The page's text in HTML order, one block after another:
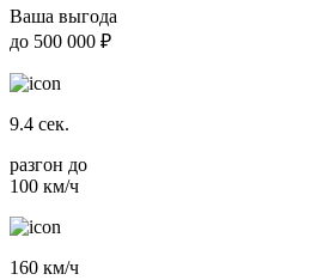
Ваша выгода
до 500 000 ₽
9.4 сек.
разгон до
100 км/ч
160 км/ч